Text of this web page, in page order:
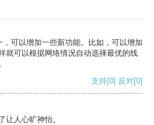
可以增加一些新功能。比如，可以增加
就可以根据网络情况自动选择最优的线
支持[0] 反对[0]
让人心旷神怡。